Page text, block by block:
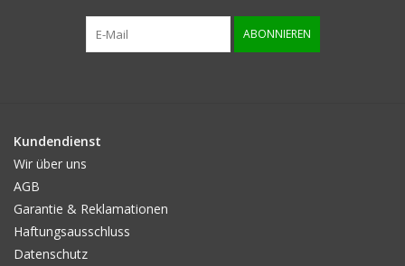
ABONNIEREN
Kundendienst
Wir über uns
AGB
Garantie & Reklamationen
Haftungsausschluss
Datenschutz